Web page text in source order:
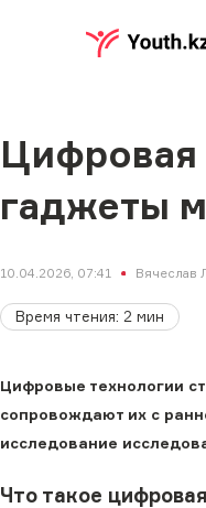
Цифровая
гаджеты
10.04.2026, 07:41 Вячеслав
Время чтения: 2 мин
Цифровые технологии
сопровождают их с
исследование
Что такое